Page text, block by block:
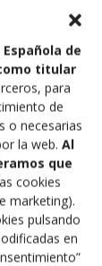
de
titular
para
de
o necesarias
la web. Al
que
cookies
marketing).
pulsando
en
el curso
para
tres
teórico,
de Galicia
los
que se
el 15
árbitros